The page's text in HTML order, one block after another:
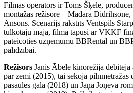
Filmas operators ir Toms Šķēle,
montāžas režisore – Madara
Ansons. Scenārijs rakstīts Ventspils
tulkotāju mājā, filma tapusi ar VKKF
pateicoties uzņēmumu BBRental un
palīdzībai.
Režisors Jānis Ābele kinorežijā
par zemi (2015), tai sekoja
pasaules gala (2018) un Jāņa Joņeva